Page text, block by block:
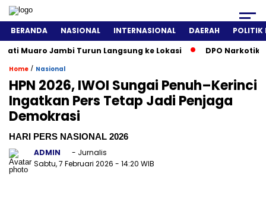
BERANDA NASIONAL INTERNASIONAL DAERAH
POLITIK
Muaro Jambi Turun Langsung ke Lokasi
DPO Narkotika
Home / Nasional
HPN 2026, IWOI Sungai Penuh–Kerinci
Ingatkan Pers Tetap Jadi Penjaga
Demokrasi
HARI PERS NASIONAL 2026
ADMIN
- Jurnalis
Sabtu, 7 Februari 2026 - 14:20 WIB